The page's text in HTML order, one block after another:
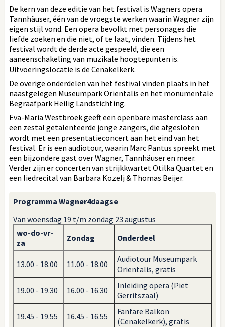
De kern van deze editie van het festival is Wagners opera
Tannhäuser, één van de vroegste werken waarin Wagner zijn
eigen stijl vond. Een opera bevolkt met personages die
liefde zoeken en die niet, of te laat, vinden. Tijdens het
festival wordt de derde acte gespeeld, die een
aaneenschakeling van muzikale hoogtepunten is.
Uitvoeringslocatie is de Cenakelkerk.
De overige onderdelen van het festival vinden plaats in het
naastgelegen Museumpark Orientalis en het monumentale
Begraafpark Heilig Landstichting.
Eva-Maria Westbroek geeft een openbare masterclass aan
een zestal getalenteerde jonge zangers, die afgesloten
wordt met een presentatieconcert aan het eind van het
festival. Er is een audiotour, waarin Marc Pantus spreekt met
een bijzondere gast over Wagner, Tannhäuser en meer.
Verder zijn er concerten van strijkkwartet Otilka Quartet en
een liedrecital van Barbara Kozelj & Thomas Beijer.
Programma Wagner4daagse
Van woensdag 19 t/m zondag 23 augustus
wo-do-vr-
za
Zondag Onderdeel
13.00 - 18.00 11.00 - 18.00
Audiotour Museumpark
Orientalis, gratis
19.00 - 19.30 16.00 - 16.30
Inleiding opera (Piet
Gerritszaal)
19.45 - 19.55 16.45 - 16.55
Fanfare Balkon
(Cenakelkerk), gratis